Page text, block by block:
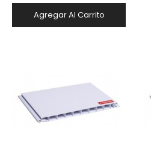
Agregar Al Carrito